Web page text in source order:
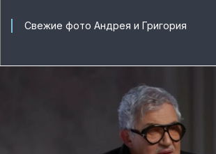
Свежие фото Андрея и Григория